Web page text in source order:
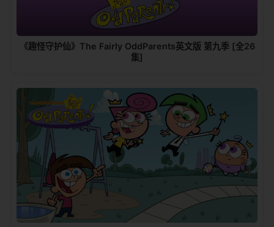
《趣怪守护仙》The Fairly OddParents英文版 第九季 [全26
集]